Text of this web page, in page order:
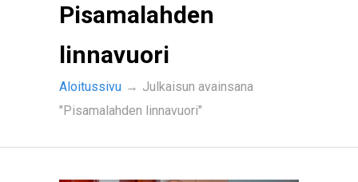
Pisamalahden
linnavuori
Aloitussivu → Julkaisun avainsana
"Pisamalahden linnavuori"